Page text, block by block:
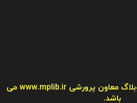
معاون پرورشیwww.mplib.ir می
باشد.